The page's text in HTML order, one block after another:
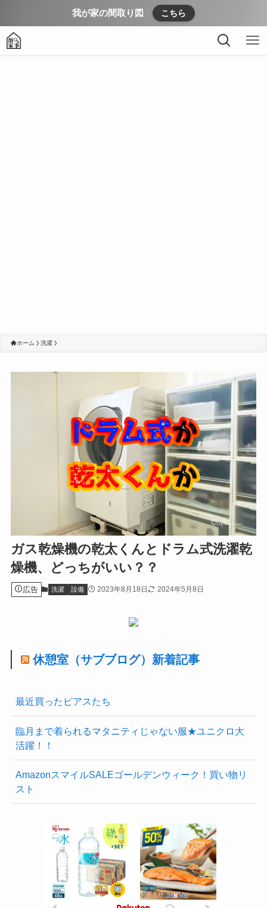
我が家の間取り図 こちら
ホーム 洗濯
ガス乾燥機の乾太くんとドラム式洗濯乾
燥機、どっちがいい？？
広告 洗濯 設備 2023年8月18日 2024年5月8日
休憩室（サブブログ）新着記事
最近買ったピアスたち
臨月まで着られるマタニティじゃない服★ユニクロ大
活躍！！
AmazonスマイルSALEゴールデンウィーク！買い物リ
スト